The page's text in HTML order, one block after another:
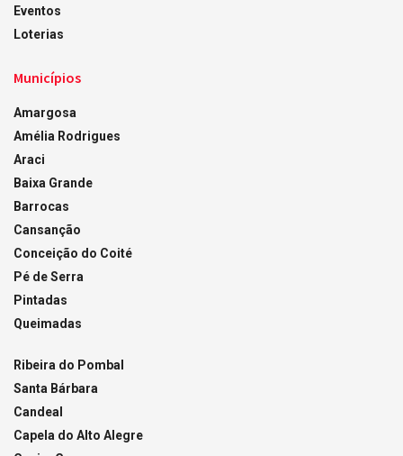
Eventos
Loterias
Municípios
Amargosa
Amélia Rodrigues
Araci
Baixa Grande
Barrocas
Cansanção
Conceição do Coité
Pé de Serra
Pintadas
Queimadas
Ribeira do Pombal
Santa Bárbara
Candeal
Capela do Alto Alegre